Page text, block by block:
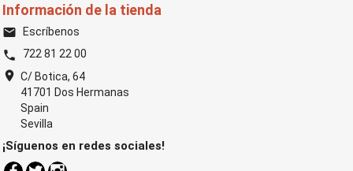
Información de la tienda
email Escríbenos
phone 722 81 22 00
location_on C/ Botica, 64
41701 Dos Hermanas
Spain
Sevilla
¡Síguenos en redes sociales!